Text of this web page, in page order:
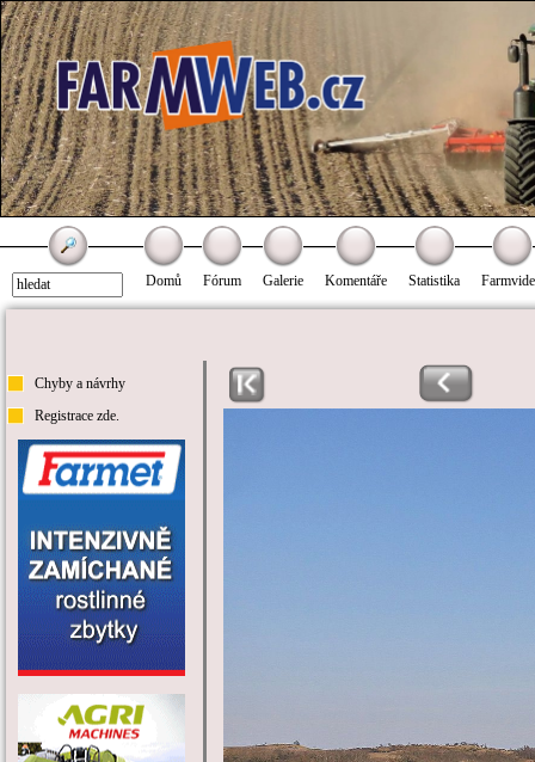
Domů Fórum Galerie Komentáře Statistika
Chyby a návrhy
Registrace zde.